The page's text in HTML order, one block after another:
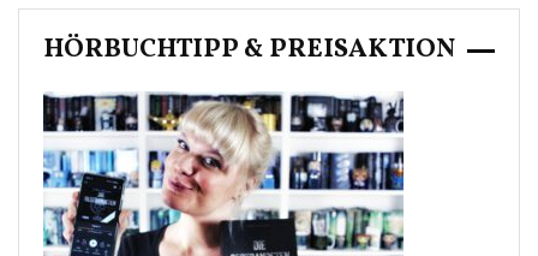
HÖRBUCHTIPP & PREISAKTION